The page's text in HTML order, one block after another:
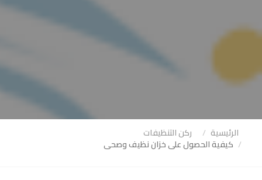
الرئيسية ركن التنظيفات
كيفية الحصول على خزان نظيف وصحى